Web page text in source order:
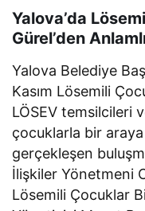
Yalova’da
Gürel’den
Yalova Belediye
Kasım Lösemili
LÖSEV temsilcileri
çocuklarla bir
gerçekleşen
İlişkiler Yönetmeni
Lösemili Çocuklar